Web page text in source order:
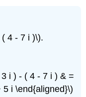
4 - 7 i )\).
i ) - ( 4 - 7 i ) & =
i \end{aligned}\)